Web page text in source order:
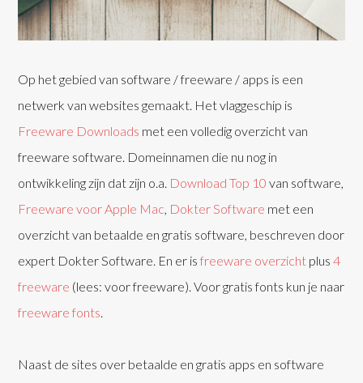
Op het gebied van software / freeware / apps is een
netwerk van websites gemaakt. Het vlaggeschip is
Freeware Downloads met een volledig overzicht van
freeware software. Domeinnamen die nu nog in
ontwikkeling zijn dat zijn o.a. Download Top 10 van software,
Freeware voor Apple Mac Dokter Software met een
overzicht van betaalde en gratis software, beschreven door
expert Dokter Software. En er isfreeware overzicht plus4
freeware (lees: voor freeware). Voor gratis fonts kun je naar
freeware fonts
Naast de sites over betaalde en gratis apps en software